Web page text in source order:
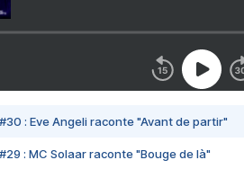
#30 : Eve Angeli raconte "Avant de partir"
#29 : MC Solaar raconte "Bouge de là"